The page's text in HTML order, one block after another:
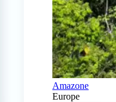
Amazone
Europe